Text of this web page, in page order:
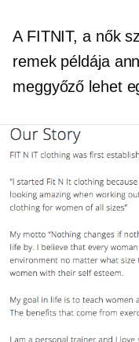
A FITNIT, a nők
remek példája
meggyőző lehet